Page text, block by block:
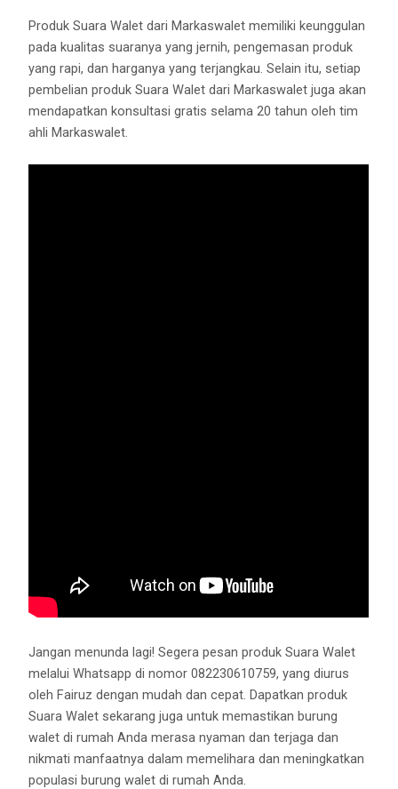
Produk Suara Walet dari Markaswalet memiliki keunggulan
pada kualitas suaranya yang jernih, pengemasan produk
yang rapi, dan harganya yang terjangkau. Selain itu, setiap
pembelian produk Suara Walet dari Markaswalet juga akan
mendapatkan konsultasi gratis selama 20 tahun oleh tim
ahli Markaswalet.
Jangan menunda lagi! Segera pesan produk Suara Walet
melalui Whatsapp di nomor 082230610759, yang diurus
oleh Fairuz dengan mudah dan cepat. Dapatkan produk
Suara Walet sekarang juga untuk memastikan burung
walet di rumah Anda merasa nyaman dan terjaga dan
nikmati manfaatnya dalam memelihara dan meningkatkan
populasi burung walet di rumah Anda.